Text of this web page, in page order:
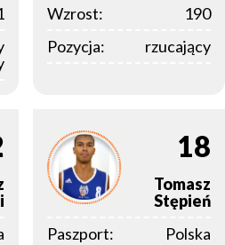
Wzrost:
190
Pozycja:
rzucający
18
Tomasz
Stępień
Paszport:
Polska